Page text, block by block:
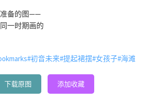
备的图——
一时期画的
#初音未来#提起裙摆#女孩子#海滩
下载原图 添加收藏